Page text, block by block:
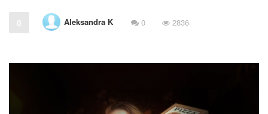
0 Aleksandra K 0 2836